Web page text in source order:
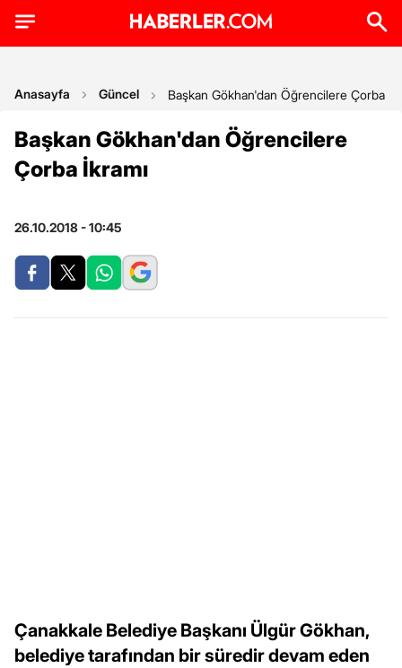
Anasayfa Güncel Başkan Gökhan'dan Öğrencilere Çorba
Başkan Gökhan'dan Öğrencilere
Çorba İkramı
26.10.2018 - 10:45
Çanakkale Belediye Başkanı Ülgür Gökhan,
belediye tarafından bir süredir devam eden